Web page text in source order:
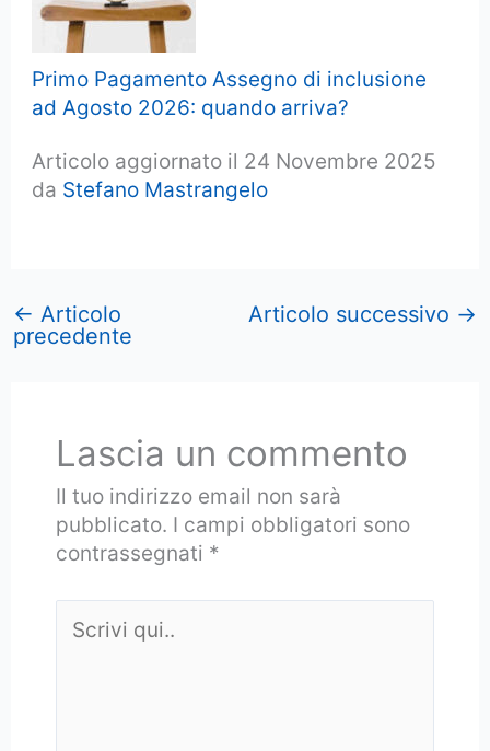
Primo Pagamento Assegno di inclusione
ad Agosto 2026: quando arriva?
Articolo aggiornato il 24 Novembre 2025
da Stefano Mastrangelo
← Articolo
precedente
Articolo successivo →
Lascia un commento
Il tuo indirizzo email non sarà
pubblicato. I campi obbligatori sono
contrassegnati *
qui..